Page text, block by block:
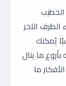
الخطيب
الآخر
يُمكنك
ما ينال
ما